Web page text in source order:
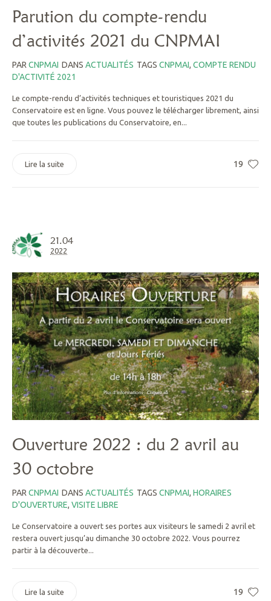
Parution du compte-rendu
d’activités 2021 du CNPMAI
PAR CNPMAI DANS ACTUALITÉS TAGS CNPMAI, COMPTE RENDU
D'ACTIVITÉ 2021
Le compte-rendu d’activités techniques et touristiques 2021 du
Conservatoire est en ligne. Vous pouvez le télécharger librement, ainsi
que toutes les publications du Conservatoire, en...
19
Lire la suite
21.04
2022
Ouverture 2022 : du 2 avril au
30 octobre
PARCNPMAI DANS ACTUALITÉS TAGS CNPMAI, HORAIRES
D'OUVERTURE, VISITE LIBRE
Le Conservatoire a ouvert ses portes aux visiteurs le samedi 2 avril et
restera ouvert jusqu’au dimanche 30 octobre 2022. Vous pourrez
partir à la découverte...
19
Lire la suite